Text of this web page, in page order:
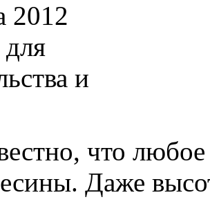
2012
что любое
Даже